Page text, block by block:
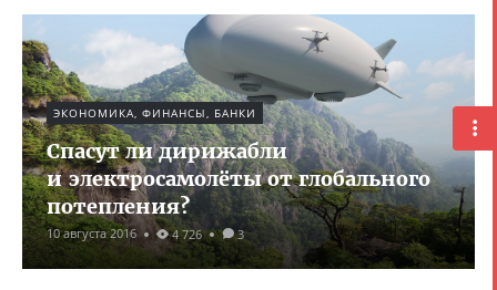
ЭКОНОМИКА, ФИНАНСЫ, БАНКИ
Спасут ли дирижабли
и электросамолёты от глобального
потепления?
10 августа 2016 4 726 3